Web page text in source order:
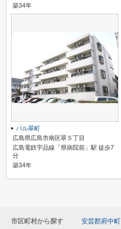
築34年
パル翠町
広島県広島市南区翠５丁目
広島電鉄宇品線「県病院前」駅 徒歩7
分
築34年
市区町村から探す 安芸郡府中町